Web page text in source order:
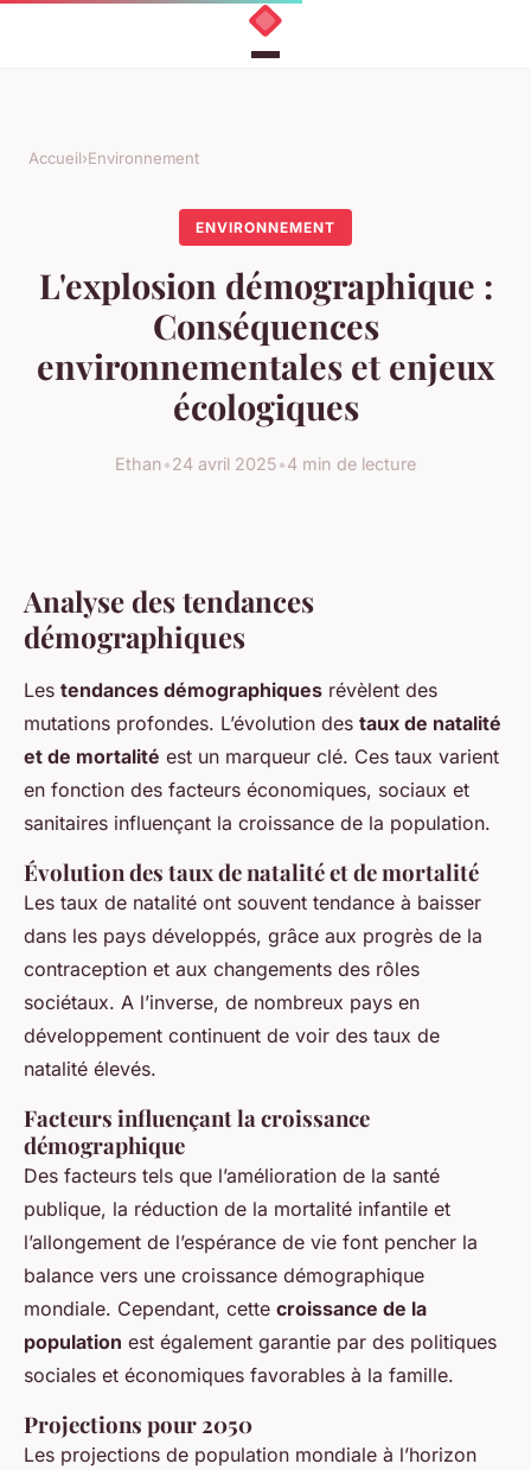
Accueil›Environnement
ENVIRONNEMENT
L'explosion démographique :
Conséquences
environnementales et enjeux
écologiques
Ethan•24 avril 2025•4 min de lecture
Analyse des tendances
démographiques
Les tendances démographiques révèlent des
mutations profondes. L’évolution des taux de natalité
et de mortalité est un marqueur clé. Ces taux varient
en fonction des facteurs économiques, sociaux et
sanitaires influençant la croissance de la population.
Évolution des taux de natalité et de mortalité
Les taux de natalité ont souvent tendance à baisser
dans les pays développés, grâce aux progrès de la
contraception et aux changements des rôles
sociétaux. A l’inverse, de nombreux pays en
développement continuent de voir des taux de
natalité élevés.
Facteurs influençant la croissance
démographique
Des facteurs tels que l’amélioration de la santé
publique, la réduction de la mortalité infantile et
l’allongement de l’espérance de vie font pencher la
balance vers une croissance démographique
mondiale. Cependant, cette croissance de la
population est également garantie par des politiques
sociales et économiques favorables à la famille.
Projections pour 2050
Les projections de population mondiale à l’horizon